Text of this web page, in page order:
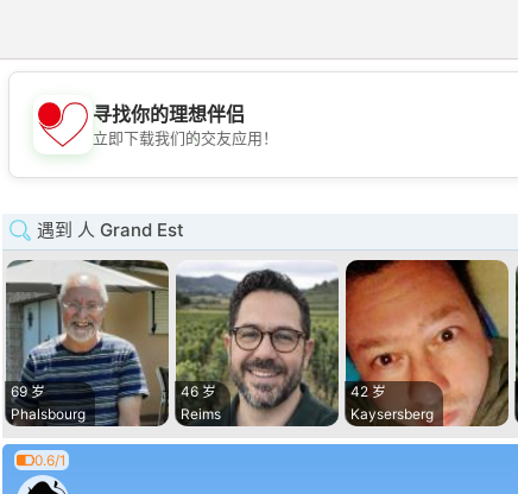
💖
💕
寻找你的理想伴侣
立即下载我们的交友应用！
遇到 人 Grand Est
69 岁
Phalsbourg
46 岁
Reims
42 岁
Kaysersberg
0.6/1